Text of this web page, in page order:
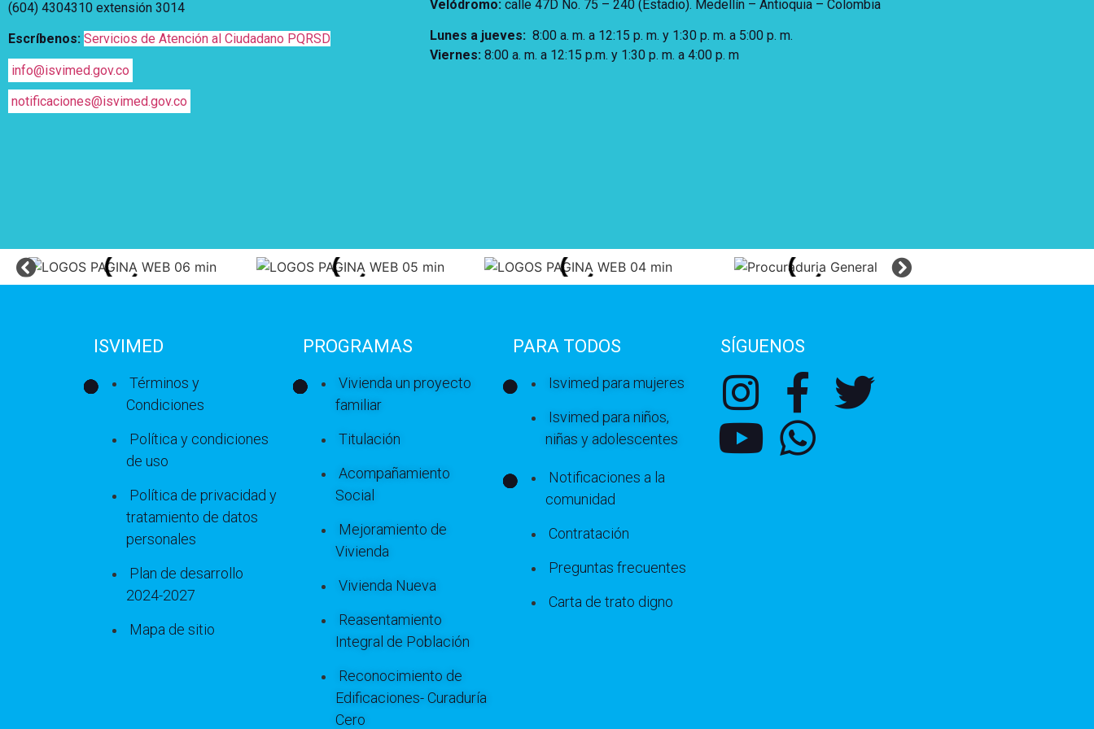
(604) 4304310 extensión 3014
Escríbenos: Servicios de Atención al Ciudadano PQRSD
info@isvimed.gov.co
notificaciones@isvimed.gov.co
Velódromo: calle 47D No. 75 – 240 (Estadio). Medellín – Antioquia – Colombia
Lunes a jueves: 8:00 a. m. a 12:15 p. m. y 1:30 p. m. a 5:00 p. m.
Viernes: 8:00 a. m. a 12:15 p.m. y 1:30 p. m. a 4:00 p. m
ISVIMED
Términos y
Condiciones
Política y condiciones
de uso
Política de privacidad y
tratamiento de datos
personales
Plan de desarrollo
2024-2027
Mapa de sitio
PROGRAMAS
Vivienda un proyecto
familiar
Titulación
Acompañamiento
Social
Mejoramiento de
Vivienda
Vivienda Nueva
Reasentamiento
Integral de Población
Reconocimiento de
Edificaciones- Curaduría
Cero
PARA TODOS
Isvimed para mujeres
Isvimed para niños,
niñas y adolescentes
Notificaciones a la
comunidad
Contratación
Preguntas frecuentes
Carta de trato digno
SÍGUENOS